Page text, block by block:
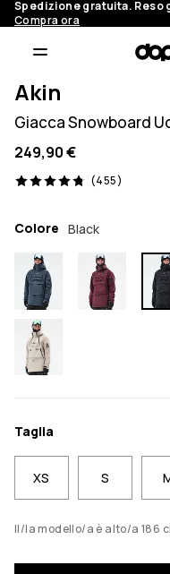
Spedizione gratuita. Reso
Compra ora
Akin
Giacca Snowboard
249,90 €
(455)
455 recensioni, 4.8/5
Colore Black
Taglia
XS S
Il/la modello/a è alto/a 186